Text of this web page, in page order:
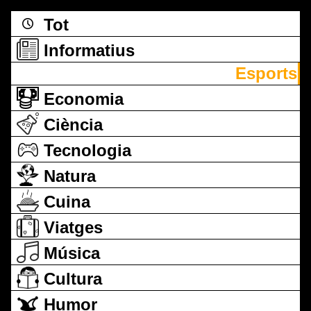
Tot
Informatius
Esports
Economia
Ciència
Tecnologia
Natura
Cuina
Viatges
Música
Cultura
Humor